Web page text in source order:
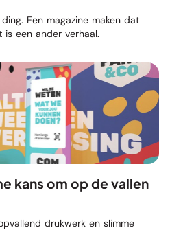
Een magazine maken dat
is een ander verhaal.
kans om op de vallen
drukwerk en slimme